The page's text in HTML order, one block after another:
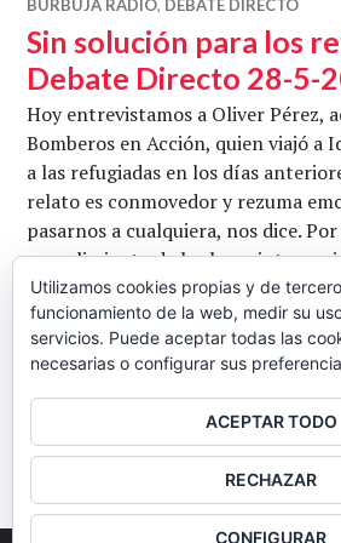
BURBUJA RADIO, DEBATE DIRECTO
Sin solución para los
Debate Directo 28-5-
Hoy entrevistamos a Oliver Pérez,
Bomberos en Acción, quien viajó a
a las refugiadas en los días
relato es conmovedor y rezuma
pasarnos a cualquiera, nos dice.
cumplimiento de las leyes
una solución a tantos miles de
en condiciones infrahumanas. Con
Seguir leyendoSin solución para
Utilizamos cookies propias y de
funcionamiento de la web, medir su
servicios. Puede aceptar todas las
necesarias o configurar sus
ACEPTAR TODO
RECHAZAR
CONFIGURAR